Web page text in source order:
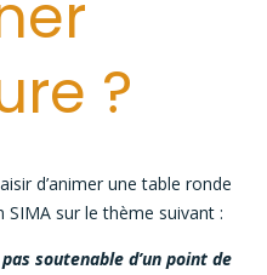
?
d’animer une table ronde
sur le thème suivant :
soutenable d’un point de